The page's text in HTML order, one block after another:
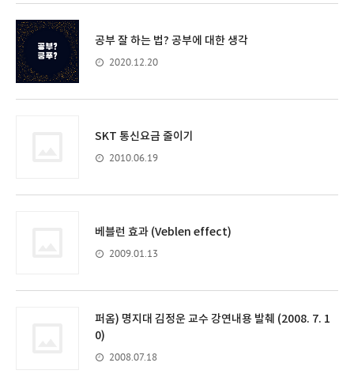
공부 잘 하는 법? 공부에 대한 생각
2020.12.20
SKT 통신요금 줄이기
2010.06.19
베블런 효과 (Veblen effect)
2009.01.13
퍼옴) 명지대 김정운 교수 강연내용 발췌 (2008. 7. 1
0)
2008.07.18